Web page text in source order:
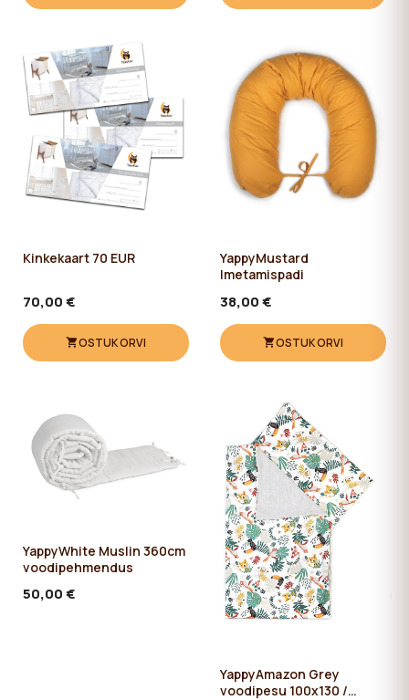
Kinkekaart 70 EUR
70,00 €
OSTUKORVI
YappyMustard
Imetamispadi
38,00 €
OSTUKORVI
YappyWhite Muslin 360cm
voodipehmendus
50,00 €
YappyAmazon Grey
voodipesu 100x130 /